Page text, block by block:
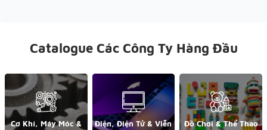
Catalogue Các Công Ty Hàng Đầu
Cơ Khí, Máy Móc &
Điện, Điện Tử & Viễn
Đồ Chơi & Thể Thao